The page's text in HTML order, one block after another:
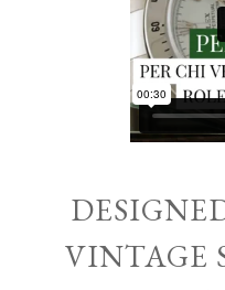
VINTAGE